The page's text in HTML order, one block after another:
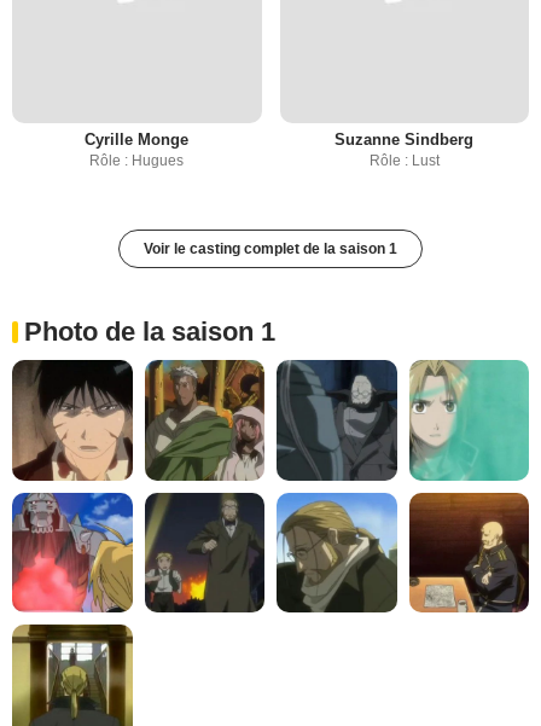
Cyrille Monge
Rôle : Hugues
Suzanne Sindberg
Rôle : Lust
Voir le casting complet de la saison 1
Photo de la saison 1